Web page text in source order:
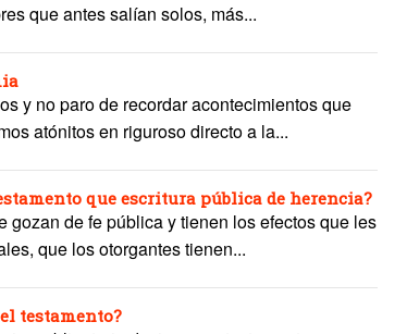
que antes salían solos, más...
y no paro de recordar acontecimientos que
atónitos en riguroso directo a la...
que escritura pública de herencia?
gozan de fe pública y tienen los efectos que les
que los otorgantes tienen...
testamento?